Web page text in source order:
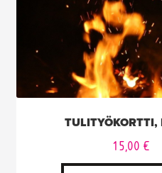
TULITYÖKORTTI,
15,00 €